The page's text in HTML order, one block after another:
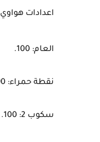
اعدادات هواوي y6 2019 فري فاير
العام: 100.
نقطة حمراء: 90.
سكوب 2: 100.